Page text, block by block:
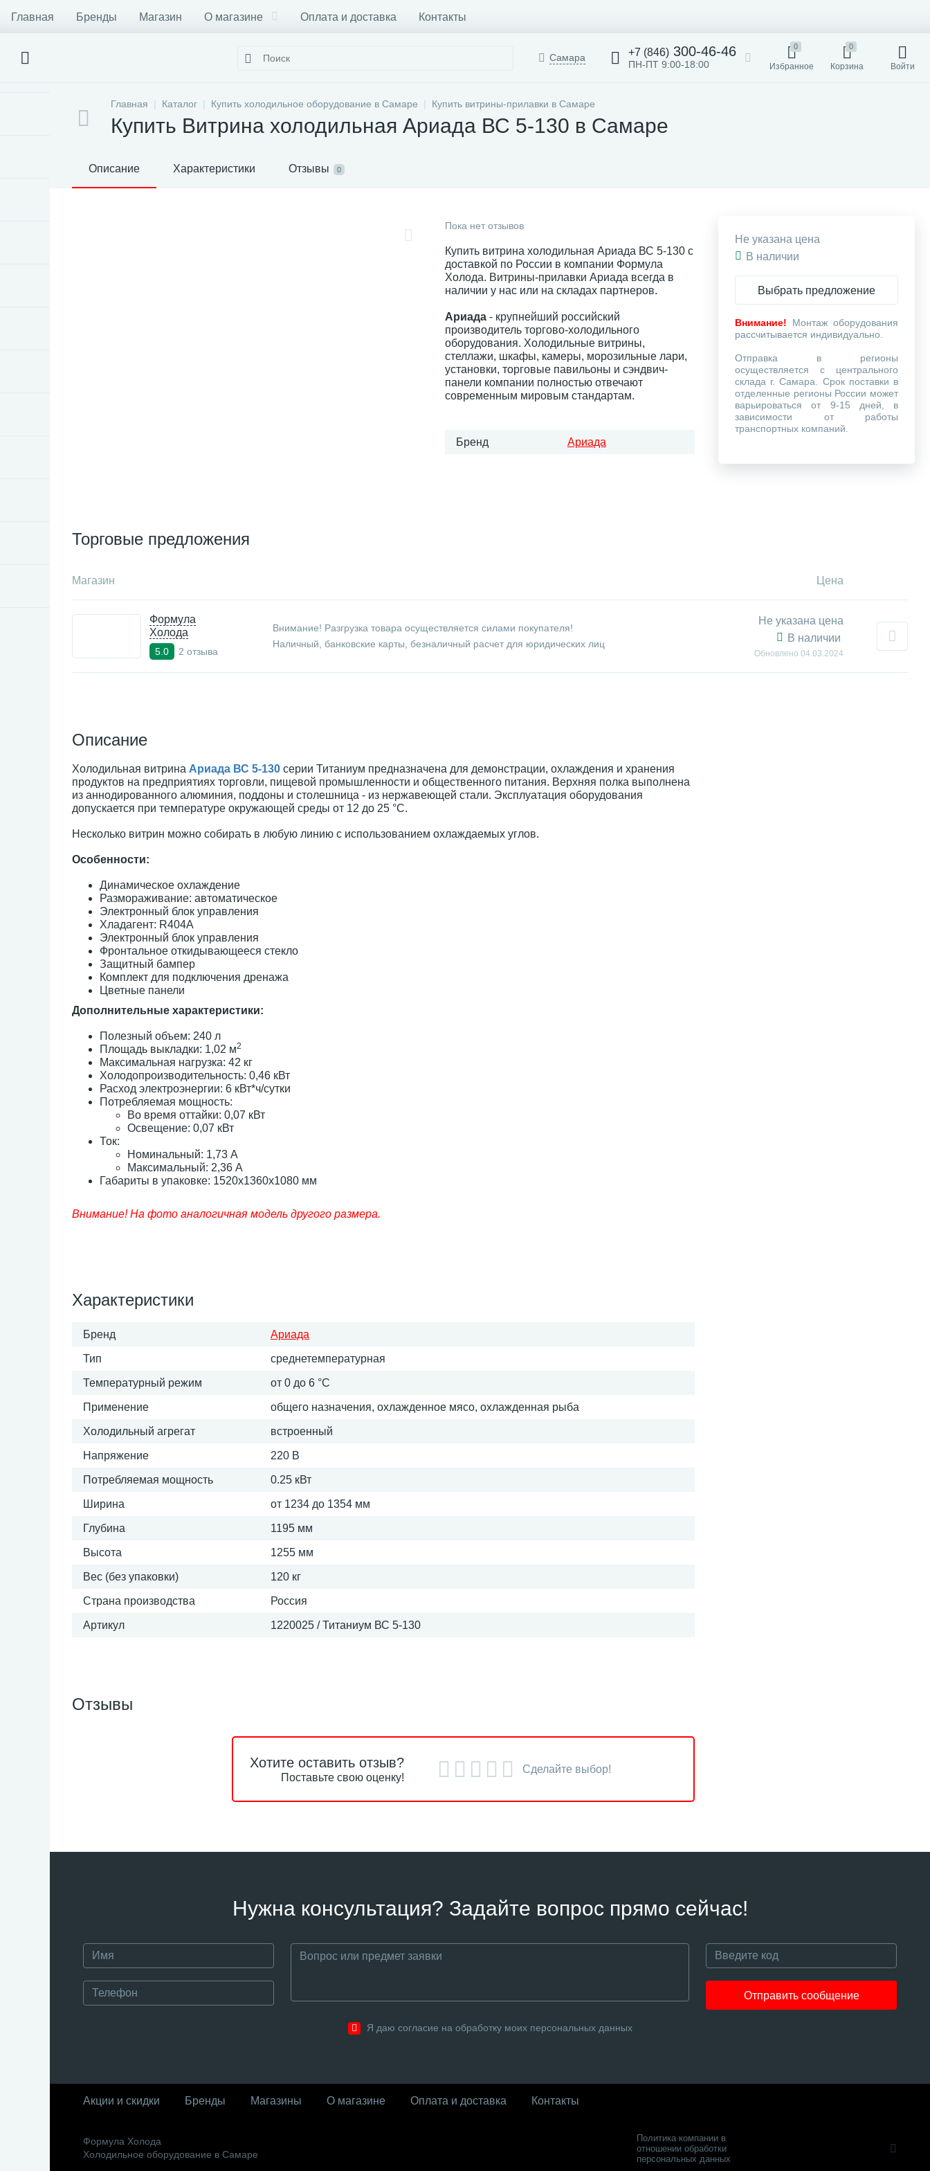
Главная Бренды Магазин О магазине Оплата и доставка Контакты
Самара +7 (846) 300-46-46
ПН-ПТ 9:00-18:00
0
Избранное
0
Корзина Войти
Главная Каталог Купить холодильное оборудование в Самаре Купить витрины-прилавки в Самаре
Купить Витрина холодильная Ариада ВС 5-130 в Самаре
Описание Характеристики Отзывы 0
Пока нет отзывов
Купить витрина холодильная Ариада ВС 5-130 с
доставкой по России в компании Формула
Холода. Витрины-прилавки Ариада всегда в
наличии у нас или на складах партнеров.
Ариада - крупнейший российский
производитель торгово-холодильного
оборудования. Холодильные витрины,
стеллажи, шкафы, камеры, морозильные лари,
установки, торговые павильоны и сэндвич-
панели компании полностью отвечают
современным мировым стандартам.
Бренд Ариада
Торговые предложения
Магазин Цена
Формула
Холода
5.0 2 отзыва
Внимание! Разгрузка товара осуществляется силами покупателя!
Наличный, банковские карты, безналичный расчет для юридических лиц
Не указана цена
В наличии
Обновлено 04.03.2024
Описание
Холодильная витрина Ариада ВС 5-130 серии Титаниум предназначена для демонстрации, охлаждения и хранения
продуктов на предприятиях торговли, пищевой промышленности и общественного питания. Верхняя полка выполнена
из аннодированного алюминия, поддоны и столешница - из нержавеющей стали. Эксплуатация оборудования
допускается при температуре окружающей среды от 12 до 25 °C.
Несколько витрин можно собирать в любую линию с использованием охлаждаемых углов.
Особенности:
Динамическое охлаждение
Размораживание: автоматическое
Электронный блок управления
Хладагент: R404А
Электронный блок управления
Фронтальное откидывающееся стекло
Защитный бампер
Комплект для подключения дренажа
Цветные панели
Дополнительные характеристики:
Полезный объем: 240 л
Площадь выкладки: 1,02 м2
Максимальная нагрузка: 42 кг
Холодопроизводительность: 0,46 кВт
Расход электроэнергии: 6 кВт*ч/сутки
Потребляемая мощность:
Во время оттайки: 0,07 кВт
Освещение: 0,07 кВт
Ток:
Номинальный: 1,73 А
Максимальный: 2,36 А
Габариты в упаковке: 1520х1360х1080 мм
Внимание! На фото аналогичная модель другого размера.
Характеристики
Бренд Ариада
Тип среднетемпературная
Температурный режим от 0 до 6 °C
Применение общего назначения, охлажденное мясо, охлажденная рыба
Холодильный агрегат встроенный
Напряжение 220 В
Потребляемая мощность 0.25 кВт
Ширина от 1234 до 1354 мм
Глубина 1195 мм
Высота 1255 мм
Вес (без упаковки) 120 кг
Страна производства Россия
Артикул 1220025 / Титаниум ВС 5-130
Не указана цена
В наличии
Выбрать предложение
Внимание! Монтаж оборудования
рассчитывается индивидуально.
Отправка в регионы
осуществляется с центрального
склада г. Самара. Срок поставки в
отделенные регионы России может
варьироваться от 9-15 дней, в
зависимости от работы
транспортных компаний.
Отзывы
Хотите оставить отзыв?
Поставьте свою оценку!
Сделайте выбор!
Нужна консультация? Задайте вопрос прямо сейчас!
Отправить сообщение
Я даю согласие на обработку моих персональных данных
Акции и скидки Бренды Магазины О магазине Оплата и доставка Контакты
Формула Холода
Холодильное оборудование в Самаре
Политика компании в
отношении обработки
персональных данных